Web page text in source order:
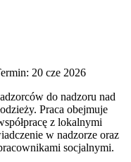
20 cze 2026
do nadzoru nad
Praca obejmuje
z lokalnymi
w nadzorze oraz
socjalnymi.